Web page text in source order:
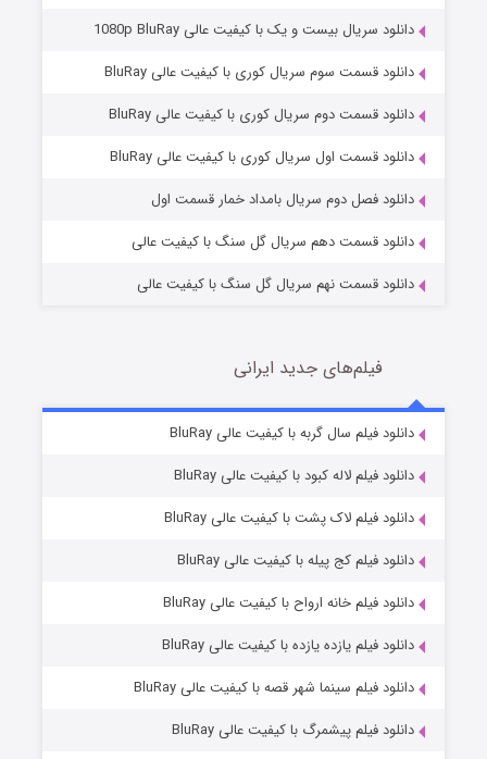
وستی ها
قسمت1 (زیرنویس) منتشر شد
قسمت6 (زیرنویس) منتشر شد
دانلود سریال بیست و یک با کیفیت عالی 1080p BluRay
دانلود قسمت سوم سریال کوری با کیفیت عالی BluRay
دانلود قسمت دوم سریال کوری با کیفیت عالی BluRay
دانلود قسمت اول سریال کوری با کیفیت عالی BluRay
دانلود فصل دوم سریال بامداد خمار قسمت اول
دانلود قسمت دهم سریال گل سنگ با کیفیت عالی
دانلود قسمت نهم سریال گل سنگ با کیفیت عالی
فیلم‌های جدید ایرانی
دانلود فیلم سال گربه با کیفیت عالی BluRay
دانلود فیلم لاله کبود با کیفیت عالی BluRay
دانلود فیلم لاک پشت با کیفیت عالی BluRay
دانلود فیلم کج‌ پیله با کیفیت عالی BluRay
دانلود فیلم خانه ارواح با کیفیت عالی BluRay
دانلود فیلم یازده یازده با کیفیت عالی BluRay
دانلود فیلم سینما شهر قصه با کیفیت عالی BluRay
دانلود فیلم پیشمرگ با کیفیت عالی BluRay